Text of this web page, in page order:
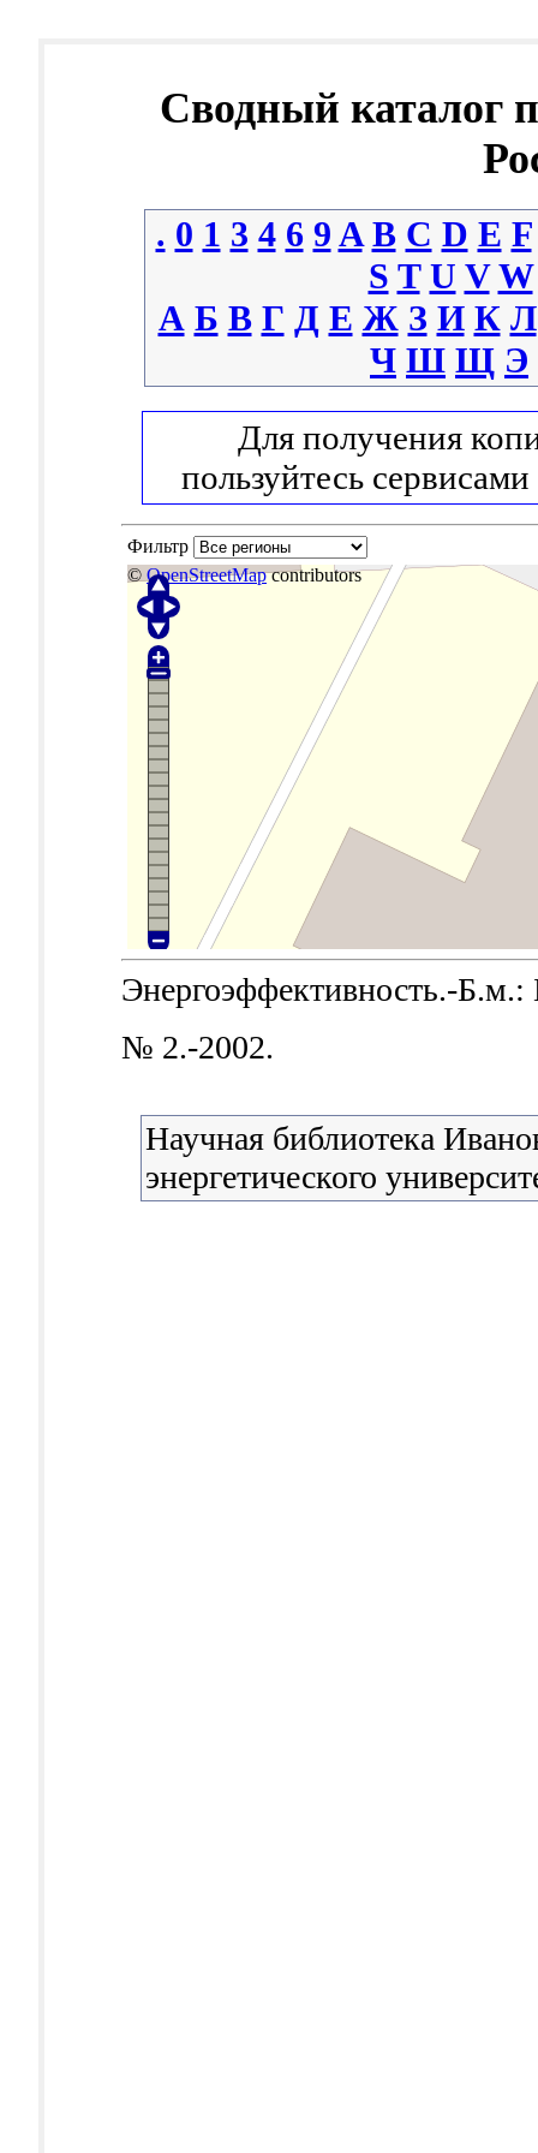
Сводный каталог
. 0 1 3 4 6 9 A B C D E F
S T U V W
А Б В Г Д Е Ж З И К Л
Ч Ш Щ Э
Для получения
пользуйтесь сервисами
Фильтр
©OpenStreetMapcontributors
Энергоэффективность.-Б.м.:
№ 2.-2002.
Научная библиотека
энергетического